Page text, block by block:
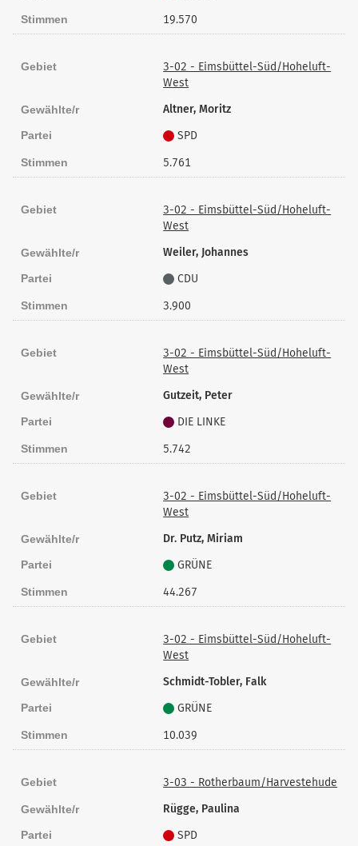
Stimmen 19.570
Gebiet
3-02 - Eimsbüttel-Süd/Hoheluft-
West
Gewählte/r Altner, Moritz
Partei SPD
Stimmen 5.761
Gebiet
3-02 - Eimsbüttel-Süd/Hoheluft-
West
Gewählte/r Weiler, Johannes
Partei CDU
Stimmen 3.900
Gebiet
3-02 - Eimsbüttel-Süd/Hoheluft-
West
Gewählte/r Gutzeit, Peter
Partei DIE LINKE
Stimmen 5.742
Gebiet
3-02 - Eimsbüttel-Süd/Hoheluft-
West
Gewählte/r Dr. Putz, Miriam
Partei GRÜNE
Stimmen 44.267
Gebiet
3-02 - Eimsbüttel-Süd/Hoheluft-
West
Gewählte/r Schmidt-Tobler, Falk
Partei GRÜNE
Stimmen 10.039
Gebiet 3-03 - Rotherbaum/Harvestehude
Gewählte/r Rügge, Paulina
Partei SPD